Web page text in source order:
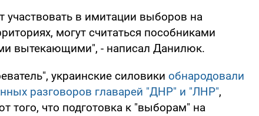
участвовать в имитации выборов на
могут считаться пособниками
вытекающими", - написал Данилюк.
украинские силовики обнародовали
разговоров главарей "ДНР" и "ЛНР",
того, что подготовка к "выборам" на